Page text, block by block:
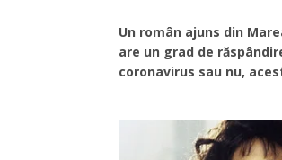
Un român ajuns din
are un grad de
coronavirus sau nu,